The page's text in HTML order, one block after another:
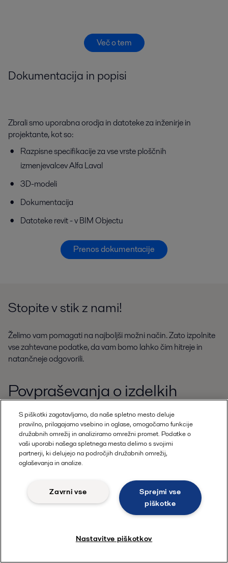
Več o tem
Dokumentacija in popisi
Zbrali smo uporabna orodja in datoteke za inženirje in
projektante, kot so:
Razpisne specifikacije za vse vrste ploščnih
izmenjevalcev Alfa Laval
3D-modeli
Dokumentacija
Datoteke revit - v BIM Objectu
Prenos dokumentacije
Stopite v stik z nami!
Želimo vam pomagati na najboljši možni način. Zato izpolnite
vse zahtevane podatke, da vam bomo lahko čim hitreje in
natančneje odgovorili.
Povpraševanja o izdelkih
Kako vam lahko pomagamo?
Navedite podrobnosti ali dokumente, ki vam lahko pomagajo pri
S piškotki zagotavljamo, da naše spletno mesto deluje
pravilno, prilagajamo vsebino in oglase, omogočamo funkcije
družabnih omrežij in analiziramo omrežni promet. Podatke o
vaši uporabi našega spletnega mesta delimo s svojimi
partnerji, ki delujejo na področjih družabnih omrežij,
oglaševanja in analize.
Sprejmi vse
piškotke
Zavrni vse
Nastavitve piškotkov